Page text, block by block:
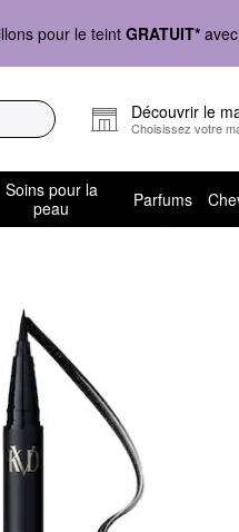
pour le teintGRATUIT*
Découvrir le
Choisissez votre
Soins pour la
peau
Parfums